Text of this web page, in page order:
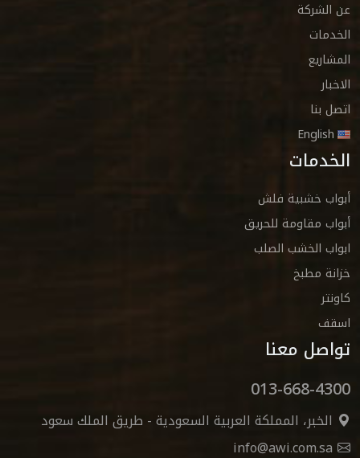
عن الشركة
الخدمات
المشاريع
الاخبار
اتصل بنا
English
الخدمات
أبواب خشبية فلش
أبواب مقاومة للحريق
ابواب الخشب الصلب
خزانة مطبخ
كاونتر
اسقف
تواصل معنا
013-668-4300
الخبر، المملكة العربية السعودية - طريق الملك سعود
info@awi.com.sa